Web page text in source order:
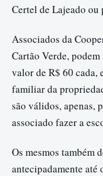
Certel de Lajeado ou
Associados da
Cartão Verde,
valor de R$ 60 cada,
familiar da
são válidos, apenas,
associado fazer a
Os mesmos também
antecipadamente até